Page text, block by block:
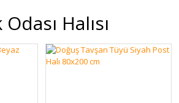
Halısı